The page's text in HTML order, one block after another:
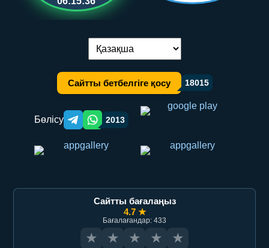
Тілді ауыстыру:
Сайтты бетбелгіге қосу 18015
Бөлісу Telegram orqali ulashish
WhatsApp orqali ulashish
2013
Сайтты бағалаңыз
4.7 ★
Бағалағандар: 433
★ ★ ★ ★ ★